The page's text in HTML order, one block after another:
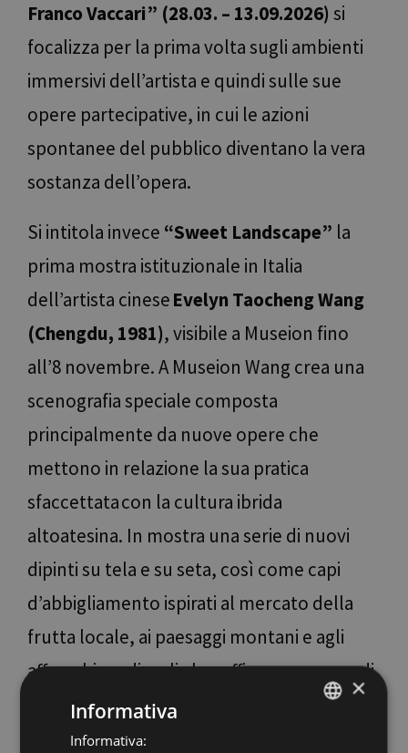
Franco Vaccari” (28.03. – 13.09.2026) si
focalizza per la prima volta sugli ambienti
immersivi dell’artista e quindi sulle sue
opere partecipative, in cui le azioni
spontanee del pubblico diventano la vera
sostanza dell’opera.
Si intitola invece “Sweet Landscape” la
prima mostra istituzionale in Italia
dell’artista cineseEvelyn Taocheng Wang
(Chengdu, 1981), visibile a Museion fino
all’8 novembre. A Museion Wang crea una
scenografia speciale composta
principalmente da nuove opere che
mettono in relazione la sua pratica
sfaccettata con la cultura ibrida
altoatesina. In mostra una serie di nuovi
dipinti su tela e su seta, così come capi
d’abbigliamento ispirati al mercato della
frutta locale, ai paesaggi montani e agli
affreschi medievali che raffigurano scene di
vita quotidiana, festività e rappresentazioni
della femminilità.
×
Informativa
Informativa: